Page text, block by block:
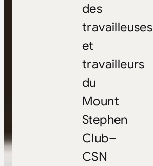
des
travailleuses
et
travailleurs
du
Mount
Stephen
Club–
CSN